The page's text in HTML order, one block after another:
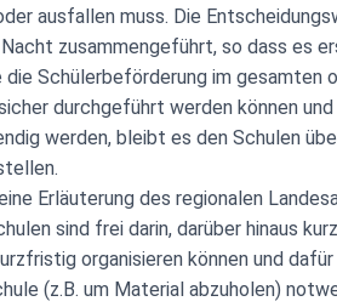
ausfallen muss. Die
zusammengeführt, so dass es
Schülerbeförderung im gesamten
durchgeführt werden können
werden, bleibt es den Schulen
Erläuterung des regionalen
sind frei darin, darüber hinaus
organisieren können und
(z.B. um Material abzuholen)